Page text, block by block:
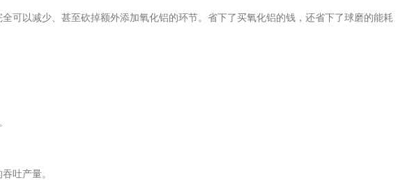
可以减少、甚至砍掉额外添加氧化铝的环节。省下了买氧化铝的钱，还省下了球磨的能耗
吐产量。